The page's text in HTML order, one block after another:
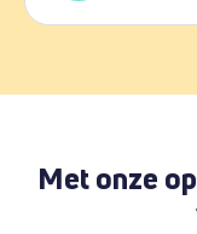
Met onze